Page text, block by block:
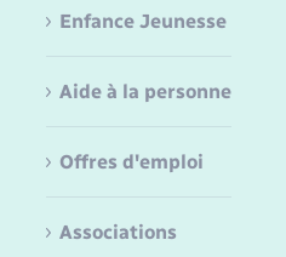
Enfance Jeunesse
Aide à la personne
Offres d'emploi
Associations